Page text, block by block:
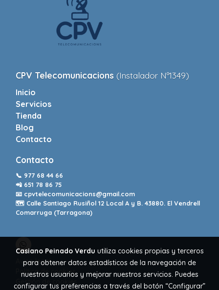
CPV Telecomunicacions (Instalador Nº1349)
Inicio
Servicios
Tienda
Blog
Contacto
Contacto
📞 977 68 44 66
📲 651 78 86 75
📧 cpvtelecomunicacions@gmail.com
🗺️ Calle Santiago Rusiñol 12 Local A y B. 43880. El Vendrell
Comarruga (Tarragona)
Aviso legal
Política de cookies
Gestión de cookies
Casiano Peinado Verdu utiliza cookies propias y terceros
para obtener datos estadísticos de la navegación de
nuestros usuarios y mejorar nuestros servicios. Puedes
configurar tus preferencias a través del botón “Configurar”